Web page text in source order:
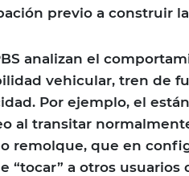
previo a construir
analizan el
vehicular, tren de
Por ejemplo, el
al transitar
remolque, que en
“tocar” a otros